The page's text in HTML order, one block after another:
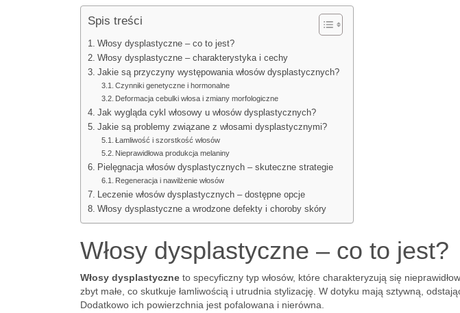
Spis treści
Włosy dysplastyczne – co to jest?
Włosy dysplastyczne – charakterystyka i cechy
Jakie są przyczyny występowania włosów dysplastycznych?
Czynniki genetyczne i hormonalne
Deformacja cebulki włosa i zmiany morfologiczne
Jak wygląda cykl włosowy u włosów dysplastycznych?
Jakie są problemy związane z włosami dysplastycznymi?
Łamliwość i szorstkość włosów
Nieprawidłowa produkcja melaniny
Pielęgnacja włosów dysplastycznych – skuteczne strategie
Regeneracja i nawilżenie włosów
Leczenie włosów dysplastycznych – dostępne opcje
Włosy dysplastyczne a wrodzone defekty i choroby skóry
Włosy dysplastyczne – co to jest?
Włosy dysplastyczne to specyficzny typ włosów, które charakteryzują się
zbyt małe, co skutkuje łamliwością i utrudnia stylizację. W dotyku mają sztywną,
Dodatkowo ich powierzchnia jest pofalowana i nierówna.